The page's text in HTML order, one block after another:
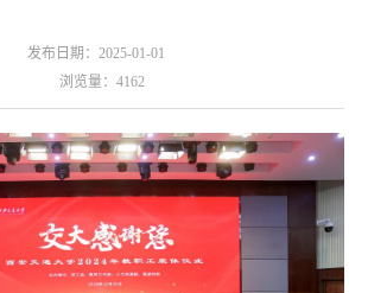
发布日期：2025-01-01
浏览量： 4162